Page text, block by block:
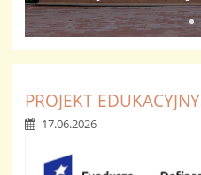
PROJEKT EDUKACYJNY
17.06.2026